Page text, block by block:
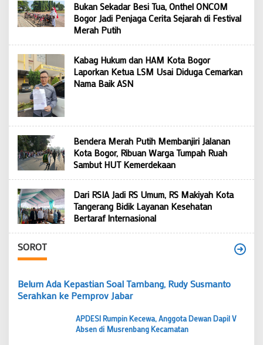
Bukan Sekadar Besi Tua, Onthel ONCOM
Bogor Jadi Penjaga Cerita Sejarah di Festival
Merah Putih
Kabag Hukum dan HAM Kota Bogor
Laporkan Ketua LSM Usai Diduga Cemarkan
Nama Baik ASN
Bendera Merah Putih Membanjiri Jalanan
Kota Bogor, Ribuan Warga Tumpah Ruah
Sambut HUT Kemerdekaan
Dari RSIA Jadi RS Umum, RS Makiyah Kota
Tangerang Bidik Layanan Kesehatan
Bertaraf Internasional
SOROT
Belum Ada Kepastian Soal Tambang, Rudy Susmanto
Serahkan ke Pemprov Jabar
APDESI Rumpin Kecewa, Anggota Dewan Dapil V
Absen di Musrenbang Kecamatan